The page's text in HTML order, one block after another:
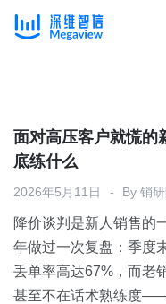
产品总览
产品集成
下载客户端
解决方案
按行业
消费医疗
客户案例
开放平台
定价
面对高压客户就慌的
底练什么
2026年5月11日 By 销
降价谈判是新人销售的
年做过一次复盘：季度
丢单率高达67%，而老
甚至不在话术熟练度